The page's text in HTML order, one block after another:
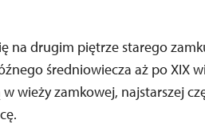
na drugim piętrze starego
średniowiecza aż po XIX
wieży zamkowej, najstarszej